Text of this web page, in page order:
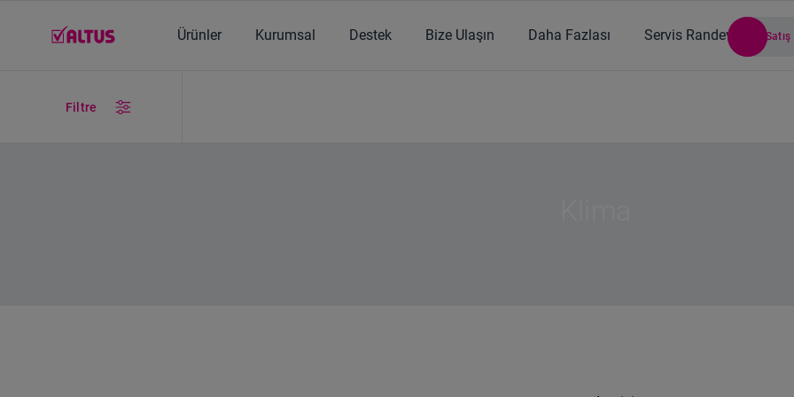
Ürünler
Kurumsal Destek Bize Ulaşın Daha Fazlası Servis Randevusu
Filtre